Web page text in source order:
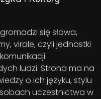
się słowa,
virale, czyli jednostki
ludzi. Strona ma na
o ich języku, stylu
uczestnictwa w